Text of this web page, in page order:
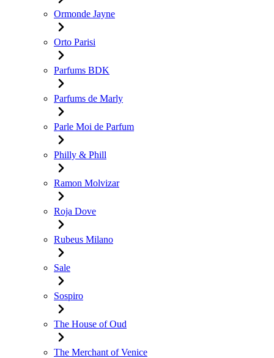
Ormonde Jayne
Orto Parisi
Parfums BDK
Parfums de Marly
Parle Moi de Parfum
Philly & Phill
Ramon Molvizar
Roja Dove
Rubeus Milano
Sale
Sospiro
The House of Oud
The Merchant of Venice